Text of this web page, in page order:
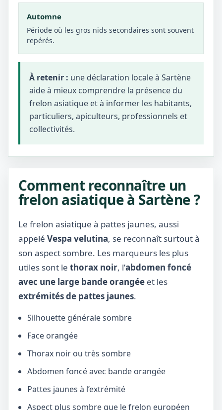
Automne
Période où les gros nids secondaires sont souvent
repérés.
À retenir : une déclaration locale à Sartène
aide à mieux comprendre la présence du
frelon asiatique et à informer les habitants,
particuliers, apiculteurs, professionnels et
collectivités.
Comment reconnaître un
frelon asiatique à Sartène ?
Le frelon asiatique à pattes jaunes, aussi
appelé Vespa velutina, se reconnaît surtout à
son aspect sombre. Les marqueurs les plus
utiles sont le thorax noir, l’abdomen foncé
avec une large bande orangée et les
extrémités de pattes jaunes.
Silhouette générale sombre
Face orangée
Thorax noir ou très sombre
Abdomen foncé avec bande orangée
Pattes jaunes à l’extrémité
Aspect plus sombre que le frelon européen